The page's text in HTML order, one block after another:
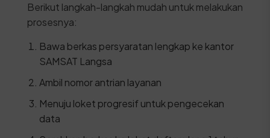
Berikut langkah-langkah mudah untuk melakukan
prosesnya:
Bawa berkas persyaratan lengkap ke kantor
SAMSAT Langsa
Ambil nomor antrian layanan
Menuju loket progresif untuk pengecekan
data